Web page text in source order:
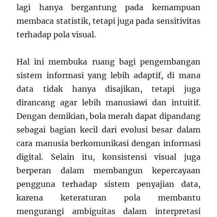
lagi hanya bergantung pada kemampuan
membaca statistik, tetapi juga pada sensitivitas
terhadap pola visual.
Hal ini membuka ruang bagi pengembangan
sistem informasi yang lebih adaptif, di mana
data tidak hanya disajikan, tetapi juga
dirancang agar lebih manusiawi dan intuitif.
Dengan demikian, bola merah dapat dipandang
sebagai bagian kecil dari evolusi besar dalam
cara manusia berkomunikasi dengan informasi
digital. Selain itu, konsistensi visual juga
berperan dalam membangun kepercayaan
pengguna terhadap sistem penyajian data,
karena keteraturan pola membantu
mengurangi ambiguitas dalam interpretasi